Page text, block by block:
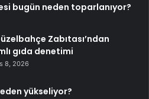
bugün neden toparlanıyor?
Zabıtası’ndan
gıda denetimi
8, 2026
yükseliyor?